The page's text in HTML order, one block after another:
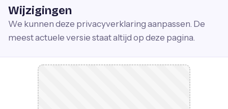
Wijzigingen
We kunnen deze privacyverklaring aanpassen. De
meest actuele versie staat altijd op deze pagina.